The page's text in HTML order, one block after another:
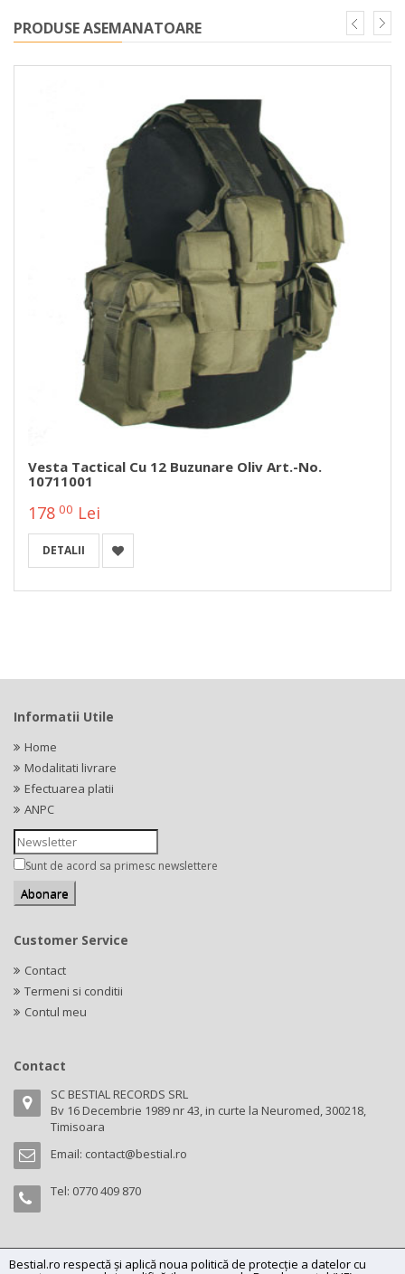
PRODUSE ASEMANATOARE
Vesta Tactical Cu 12 Buzunare Oliv Art.-No.
10711001
178 00 Lei
DETALII
Bestial.ro respectă și aplică noua politică de protecție a datelor cu
Informatii Utile
Home
Modalitati livrare
Efectuarea platii
ANPC
Sunt de acord sa primesc newslettere
Customer Service
Contact
Termeni si conditii
Contul meu
Contact
SC BESTIAL RECORDS SRL
Bv 16 Decembrie 1989 nr 43, in curte la Neuromed, 300218,
Timisoara
Email: contact@bestial.ro
Tel: 0770 409 870
Copyright (C) 2026bestial.ro -All rights reserved.